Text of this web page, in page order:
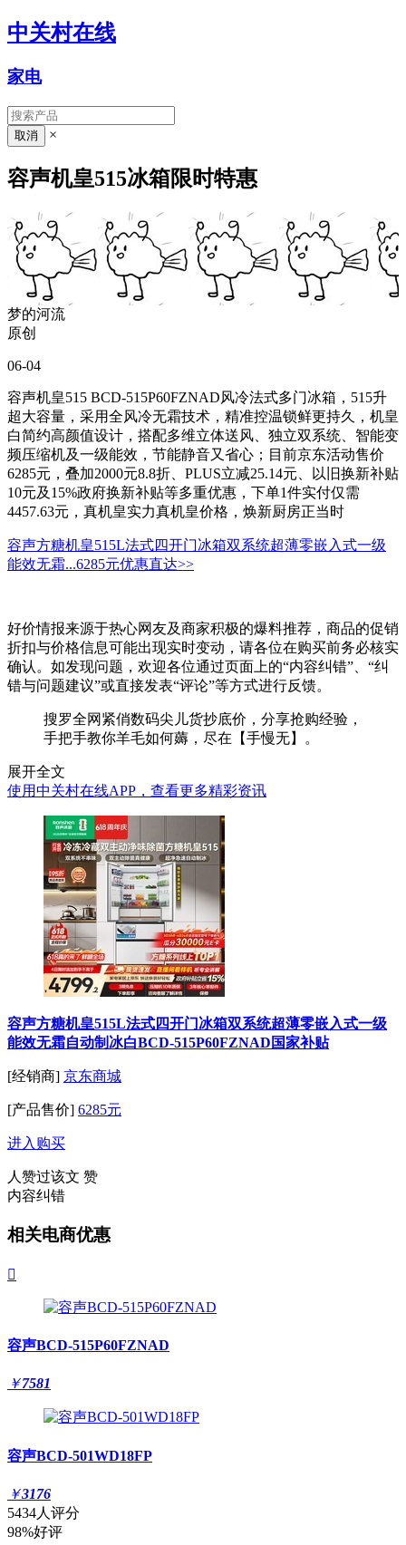
中关村在线
家电
×
容声机皇515冰箱限时特惠
梦的河流
原创
06-04
容声机皇515 BCD-515P60FZNAD风冷法式多门冰箱，515升
超大容量，采用全风冷无霜技术，精准控温锁鲜更持久，机皇
白简约高颜值设计，搭配多维立体送风、独立双系统、智能变
频压缩机及一级能效，节能静音又省心；目前京东活动售价
6285元，叠加2000元8.8折、PLUS立减25.14元、以旧换新补贴
10元及15%政府换新补贴等多重优惠，下单1件实付仅需
4457.63元，真机皇实力真机皇价格，焕新厨房正当时
容声方糖机皇515L法式四开门冰箱双系统超薄零嵌入式一级
能效无霜...6285元优惠直达>>
好价情报来源于热心网友及商家积极的爆料推荐，商品的促销
折扣与价格信息可能出现实时变动，请各位在购买前务必核实
确认。如发现问题，欢迎各位通过页面上的“内容纠错”、“纠
错与问题建议”或直接发表“评论”等方式进行反馈。
搜罗全网紧俏数码尖儿货抄底价，分享抢购经验，
手把手教你羊毛如何薅，尽在【手慢无】。
展开全文
使用中关村在线APP，查看更多精彩资讯
容声方糖机皇515L法式四开门冰箱双系统超薄零嵌入式一级
能效无霜自动制冰白BCD-515P60FZNAD国家补贴
[经销商] 京东商城
[产品售价] 6285元
进入购买
人赞过该文 赞
内容纠错
相关电商优惠

容声BCD-515P60FZNAD
￥7581
容声BCD-501WD18FP
￥3176
5434人评分
98%好评